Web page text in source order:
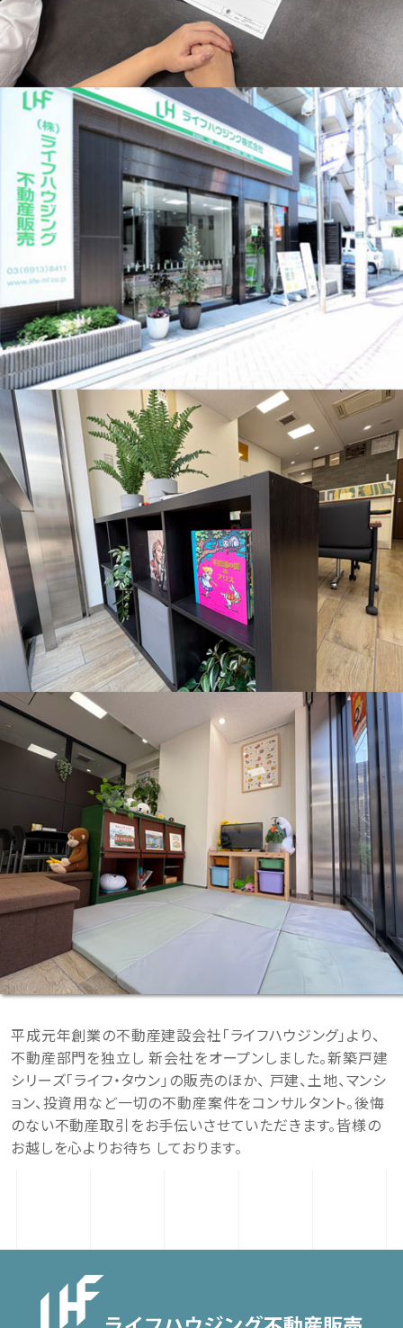
平成元年創業の不動産建設会社「ライフハウジング」より、
不動産部門を独立し 新会社をオープンしました。新築戸建
シリーズ「ライフ・タウン」の販売のほか、 戸建、土地、マンシ
ョン、投資用など一切の不動産案件をコンサルタント。後悔
のない不動産取引をお手伝いさせていただきます。皆様の
お越しを心よりお待ち しております。